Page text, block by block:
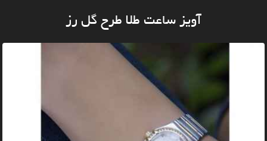
آویز ساعت طلا طرح گل رز